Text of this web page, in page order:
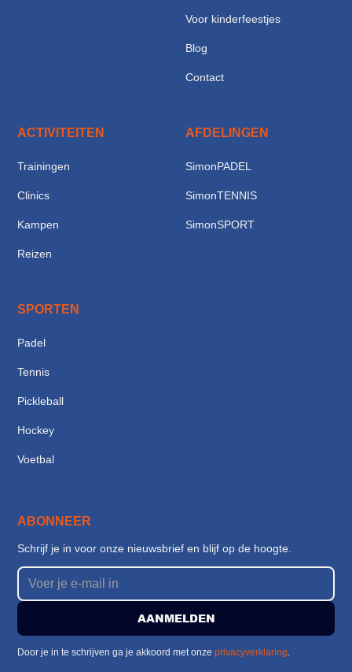
Voor kinderfeestjes
Blog
Contact
ACTIVITEITEN
Trainingen
Clinics
Kampen
Reizen
AFDELINGEN
SimonPADEL
SimonTENNIS
SimonSPORT
SPORTEN
Padel
Tennis
Pickleball
Hockey
Voetbal
ABONNEER
Schrijf je in voor onze nieuwsbrief en blijf op de hoogte.
Door je in te schrijven ga je akkoord met onzeprivacyverklaring.